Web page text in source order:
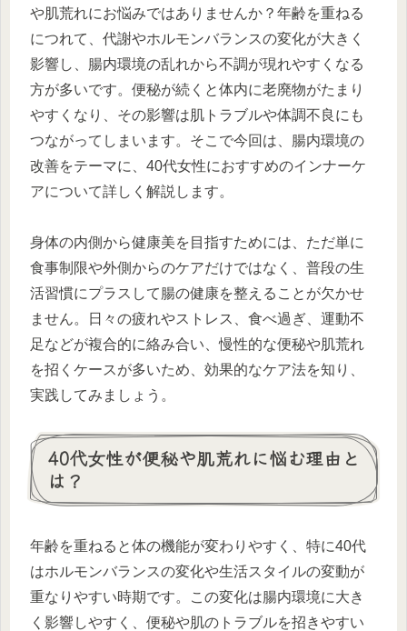
や肌荒れにお悩みではありませんか？年齢を重ねる
につれて、代謝やホルモンバランスの変化が大きく
影響し、腸内環境の乱れから不調が現れやすくなる
方が多いです。便秘が続くと体内に老廃物がたまり
やすくなり、その影響は肌トラブルや体調不良にも
つながってしまいます。そこで今回は、腸内環境の
改善をテーマに、40代女性におすすめのインナーケ
アについて詳しく解説します。
身体の内側から健康美を目指すためには、ただ単に
食事制限や外側からのケアだけではなく、普段の生
活習慣にプラスして腸の健康を整えることが欠かせ
ません。日々の疲れやストレス、食べ過ぎ、運動不
足などが複合的に絡み合い、慢性的な便秘や肌荒れ
を招くケースが多いため、効果的なケア法を知り、
実践してみましょう。
40代女性が便秘や肌荒れに悩む理由と
は？
年齢を重ねると体の機能が変わりやすく、特に40代
はホルモンバランスの変化や生活スタイルの変動が
重なりやすい時期です。この変化は腸内環境に大き
く影響しやすく、便秘や肌のトラブルを招きやすい